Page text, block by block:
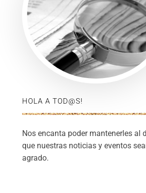
HOLA A TOD@S!
Nos encanta poder mantenerles al
que nuestras noticias y eventos
agrado.